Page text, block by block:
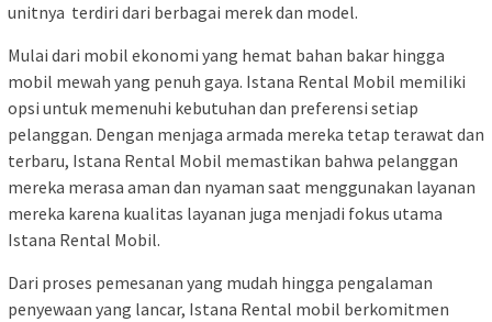
unitnya terdiri dari berbagai merek dan model.
Mulai dari mobil ekonomi yang hemat bahan bakar hingga
mobil mewah yang penuh gaya. Istana Rental Mobil memiliki
opsi untuk memenuhi kebutuhan dan preferensi setiap
pelanggan. Dengan menjaga armada mereka tetap terawat dan
terbaru, Istana Rental Mobil memastikan bahwa pelanggan
mereka merasa aman dan nyaman saat menggunakan layanan
mereka karena kualitas layanan juga menjadi fokus utama
Istana Rental Mobil.
Dari proses pemesanan yang mudah hingga pengalaman
penyewaan yang lancar, Istana Rental mobil berkomitmen